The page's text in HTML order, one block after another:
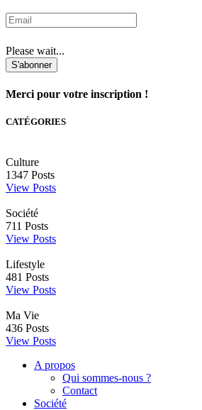
Please wait...
S'abonner
Merci pour votre inscription !
CATÉGORIES
Culture
1347 Posts
View Posts
Société
711 Posts
View Posts
Lifestyle
481 Posts
View Posts
Ma Vie
436 Posts
View Posts
A propos
Qui sommes-nous ?
Contact
Société